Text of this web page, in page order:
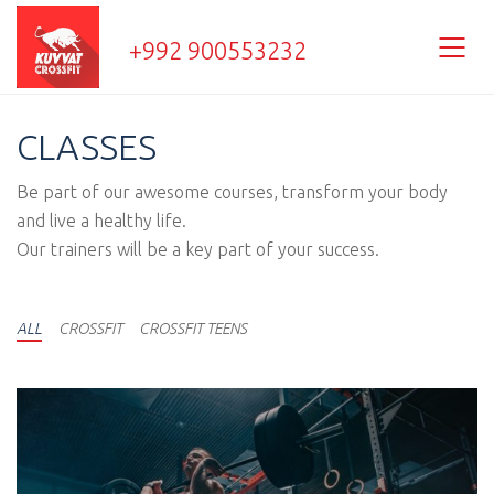
+992 900553232
CLASSES
Be part of our awesome courses, transform your body
and live a healthy life.
Our trainers will be a key part of your success.
ALL CROSSFIT CROSSFIT TEENS